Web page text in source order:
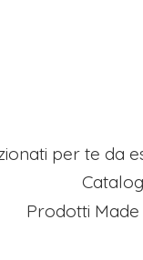
per te da
Prodotti